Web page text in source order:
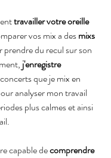
travailler votre oreille
vos mix a des mixs
prendre du recul sur son
j'enregistre
que je mix en
analyser mon travail
plus calmes et ainsi
capable de comprendre